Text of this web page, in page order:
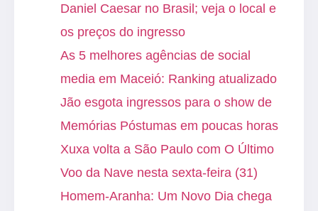
Daniel Caesar no Brasil; veja o local e
os preços do ingresso
As 5 melhores agências de social
media em Maceió: Ranking atualizado
Jão esgota ingressos para o show de
Memórias Póstumas em poucas horas
Xuxa volta a São Paulo com O Último
Voo da Nave nesta sexta-feira (31)
Homem-Aranha: Um Novo Dia chega